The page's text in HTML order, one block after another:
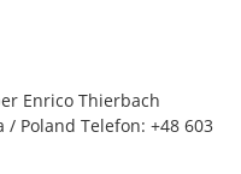
Enrico Thierbach
/ Poland Telefon: +48 603